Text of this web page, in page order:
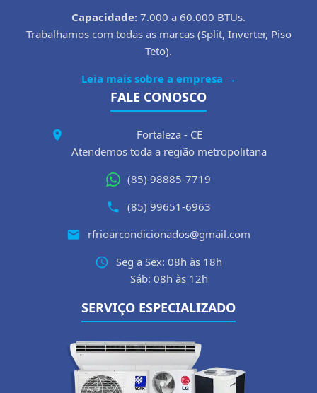
Capacidade: 7.000 a 60.000 BTUs.
Trabalhamos com todas as marcas (Split, Inverter, Piso
Teto).
Leia mais sobre a empresa →
FALE CONOSCO
Fortaleza - CE
Atendemos toda a região metropolitana
(85) 98885-7719
(85) 99651-6963
rfrioarcondicionados@gmail.com
Seg a Sex: 08h às 18h
Sáb: 08h às 12h
SERVIÇO ESPECIALIZADO